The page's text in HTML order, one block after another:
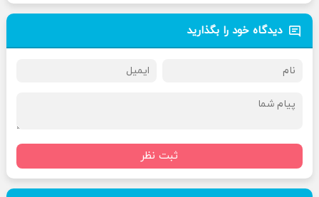
دیدگاه خود را بگذارید
ثبت نظر